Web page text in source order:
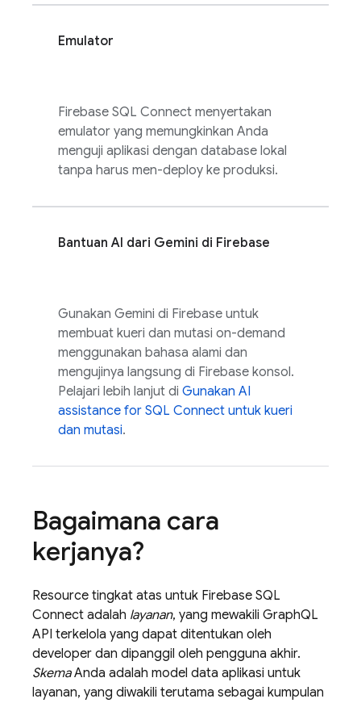
Emulator
Firebase SQL Connect menyertakan
emulator yang memungkinkan Anda
menguji aplikasi dengan database lokal
tanpa harus men-deploy ke produksi.
Bantuan AI dari Gemini di Firebase
Gunakan Gemini di Firebase untuk
membuat kueri dan mutasi on-demand
menggunakan bahasa alami dan
mengujinya langsung di Firebase konsol.
Pelajari lebih lanjut di Gunakan AI
assistance for SQL Connect untuk kueri
dan mutasi.
Bagaimana cara
kerjanya?
Resource tingkat atas untuk Firebase SQL
Connect adalah layanan, yang mewakili GraphQL
API terkelola yang dapat ditentukan oleh
developer dan dipanggil oleh pengguna akhir.
SkemaAnda adalah model data aplikasi untuk
layanan, yang diwakili terutama sebagai kumpulan